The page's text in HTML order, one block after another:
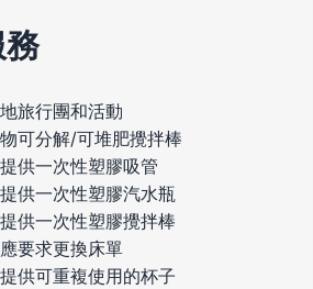
旅行團和活動
可分解/可堆肥攪拌棒
供一次性塑膠吸管
供一次性塑膠汽水瓶
供一次性塑膠攪拌棒
要求更換床單
供可重複使用的杯子